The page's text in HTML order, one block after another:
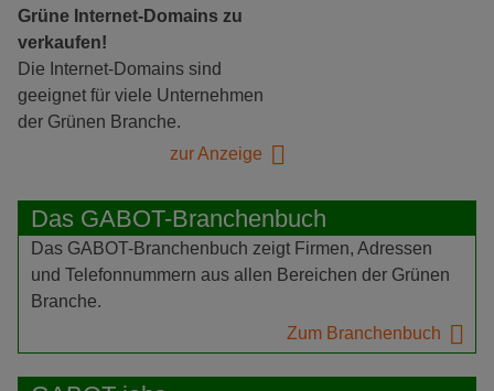
Grüne Internet-Domains zu
verkaufen!
Die Internet-Domains sind
geeignet für viele Unternehmen
der Grünen Branche.
zur Anzeige
Das GABOT-Branchenbuch
Das GABOT-Branchenbuch zeigt Firmen, Adressen
und Telefonnummern aus allen Bereichen der Grünen
Branche.
Zum Branchenbuch